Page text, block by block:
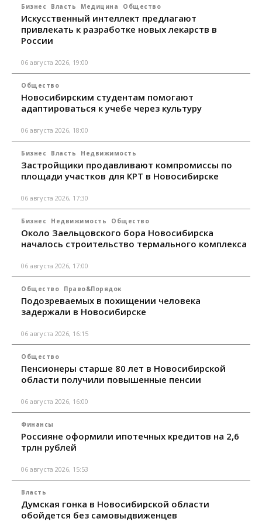
Бизнес Власть Медицина Общество
Искусственный интеллект предлагают
привлекать к разработке новых лекарств в
России
06 августа 2026, 19:00
Общество
Новосибирским студентам помогают
адаптироваться к учебе через культуру
06 августа 2026, 18:00
Бизнес Власть Недвижимость
Застройщики продавливают компромиссы по
площади участков для КРТ в Новосибирске
06 августа 2026, 17:30
Бизнес Недвижимость Общество
Около Заельцовского бора Новосибирска
началось строительство термального комплекса
06 августа 2026, 17:00
Общество Право&Порядок
Подозреваемых в похищении человека
задержали в Новосибирске
06 августа 2026, 16:15
Общество
Пенсионеры старше 80 лет в Новосибирской
области получили повышенные пенсии
06 августа 2026, 16:00
Финансы
Россияне оформили ипотечных кредитов на 2,6
трлн рублей
06 августа 2026, 15:53
Власть
Думская гонка в Новосибирской области
обойдется без самовыдвиженцев